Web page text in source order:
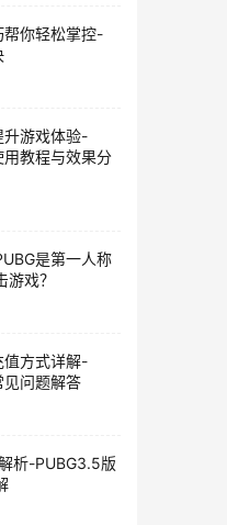
帮你轻松掌控-
升游戏体验-
用教程与效果分
是第一人称
戏？
值方式详解-
见问题解答
析-PUBG3.5版